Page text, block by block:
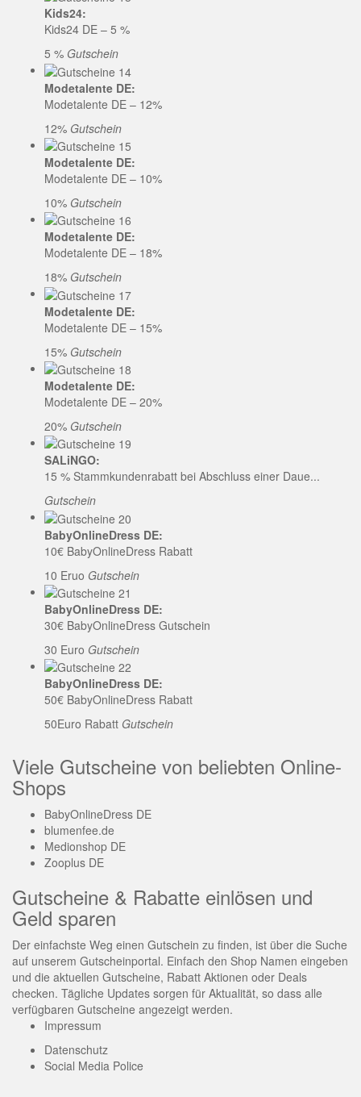
Kids24:
Kids24 DE – 5 %
5 % Gutschein
Modetalente DE:
Modetalente DE – 12%
12% Gutschein
Modetalente DE:
Modetalente DE – 10%
10% Gutschein
Modetalente DE:
Modetalente DE – 18%
18% Gutschein
Modetalente DE:
Modetalente DE – 15%
15% Gutschein
Modetalente DE:
Modetalente DE – 20%
20% Gutschein
SALiNGO:
15 % Stammkundenrabatt bei Abschluss einer Daue...
Gutschein
BabyOnlineDress DE:
10€ BabyOnlineDress Rabatt
10 Eruo Gutschein
BabyOnlineDress DE:
30€ BabyOnlineDress Gutschein
30 Euro Gutschein
BabyOnlineDress DE:
50€ BabyOnlineDress Rabatt
50Euro Rabatt Gutschein
Viele Gutscheine von beliebten Online-
Shops
BabyOnlineDress DE
blumenfee.de
Medionshop DE
Zooplus DE
Gutscheine & Rabatte einlösen und
Geld sparen
Der einfachste Weg einen Gutschein zu finden, ist über die Suche
auf unserem Gutscheinportal. Einfach den Shop Namen eingeben
und die aktuellen Gutscheine, Rabatt Aktionen oder Deals
checken. Tägliche Updates sorgen für Aktualität, so dass alle
verfügbaren Gutscheine angezeigt werden.
Impressum
Datenschutz
Social Media Police